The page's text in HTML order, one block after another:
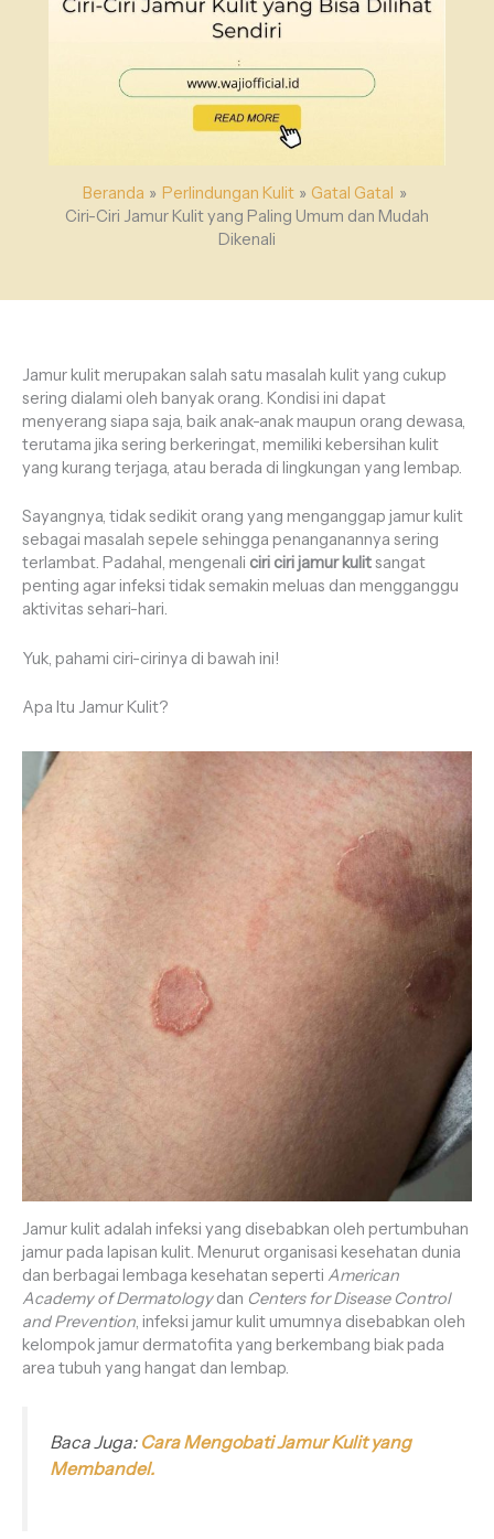
Beranda Perlindungan Kulit
Gatal Gatal
Ciri-Ciri Jamur Kulit yang Paling Umum dan Mudah
Dikenali
Jamur kulit merupakan salah satu masalah kulit yang cukup
sering dialami oleh banyak orang. Kondisi ini dapat
menyerang siapa saja, baik anak-anak maupun orang dewasa,
terutama jika sering berkeringat, memiliki kebersihan kulit
yang kurang terjaga, atau berada di lingkungan yang lembap.
Sayangnya, tidak sedikit orang yang menganggap jamur kulit
sebagai masalah sepele sehingga penanganannya sering
terlambat. Padahal, mengenali ciri ciri jamur kulitsangat
penting agar infeksi tidak semakin meluas dan mengganggu
aktivitas sehari-hari.
Yuk, pahami ciri-cirinya di bawah ini!
Apa Itu Jamur Kulit?
Jamur kulit adalah infeksi yang disebabkan oleh pertumbuhan
jamur pada lapisan kulit. Menurut organisasi kesehatan dunia
dan berbagai lembaga kesehatan seperti American
Academy of Dermatologydan Centers for Disease Control
and Prevention, infeksi jamur kulit umumnya disebabkan oleh
kelompok jamur dermatofita yang berkembang biak pada
area tubuh yang hangat dan lembap.
Baca Juga: Cara Mengobati Jamur Kulit yang
Membandel.